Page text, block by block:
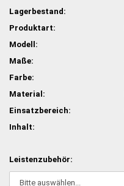
Lagerbestand:
Produktart:
Modell:
Maße:
Farbe:
Material:
Einsatzbereich:
Inhalt:
Leistenzubehör: